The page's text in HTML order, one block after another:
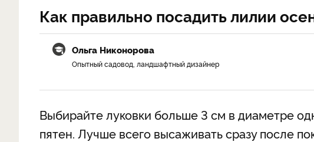
Как правильно посадить лилии
Ольга Никонорова
Опытный садовод, ландшафтный дизайнер
Выбирайте луковки больше 3 см в диаметре
пятен. Лучше всего высаживать сразу после